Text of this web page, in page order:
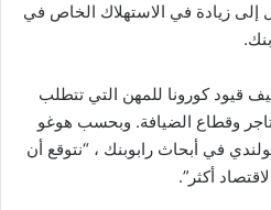
إلى زيادة في الاستهلاك الخاص في
قيود كورونا للمهن التي تتطلب
وقطاع الضيافة. وبحسب هوغو
في أبحاث رابوبنك ، “نتوقع أن
أكثر”.